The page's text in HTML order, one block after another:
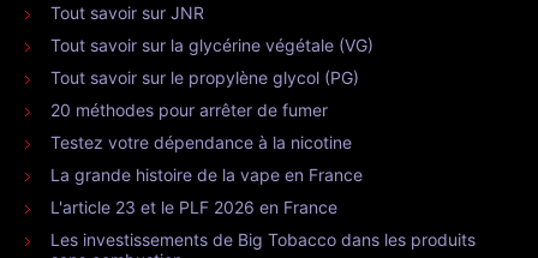
Tout savoir sur JNR
Tout savoir sur la glycérine végétale (VG)
Tout savoir sur le propylène glycol (PG)
20 méthodes pour arrêter de fumer
Testez votre dépendance à la nicotine
La grande histoire de la vape en France
L'article 23 et le PLF 2026 en France
Les investissements de Big Tobacco dans les produits